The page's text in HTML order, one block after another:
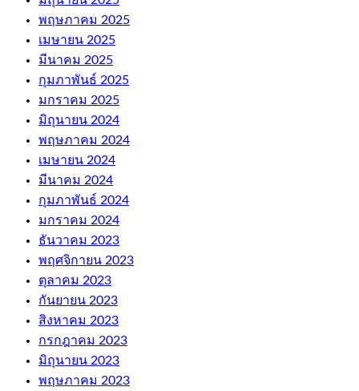
พฤษภาคม 2025
เมษายน 2025
มีนาคม 2025
กุมภาพันธ์ 2025
มกราคม 2025
มิถุนายน 2024
พฤษภาคม 2024
เมษายน 2024
มีนาคม 2024
กุมภาพันธ์ 2024
มกราคม 2024
ธันวาคม 2023
พฤศจิกายน 2023
ตุลาคม 2023
กันยายน 2023
สิงหาคม 2023
กรกฎาคม 2023
มิถุนายน 2023
พฤษภาคม 2023